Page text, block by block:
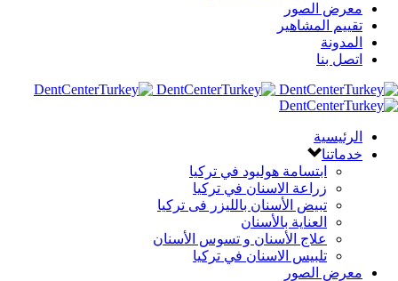
معرض الصور
تقييم المشاهير
المدونة
اتصل بنا
الرئيسية
خدماتنا
ابتسامة هوليود في تركيا
زراعة الاسنان في تركيا
تبيض الأسنان بالليزر فى تركيا
العناية بالأسنان
علاج الأسنان و تسوس الأسنان
تلبيس الاسنان في تركيا
معرض الصور